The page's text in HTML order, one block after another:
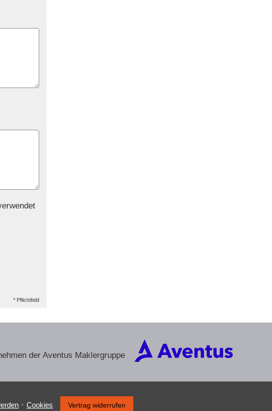
* Pflichtfeld
der Aventus Maklergruppe
· Cookies Vertrag widerrufen